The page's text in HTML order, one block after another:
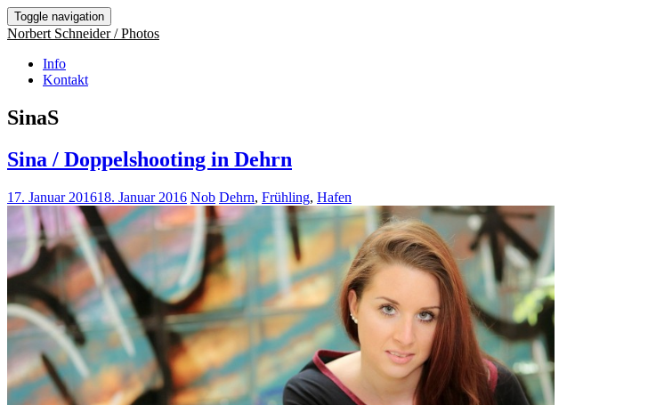
Toggle navigation
Norbert Schneider / Photos
Info
Kontakt
SinaS
Sina / Doppelshooting in Dehrn
17. Januar 201618. Januar 2016 Nob Dehrn, Frühling, Hafen